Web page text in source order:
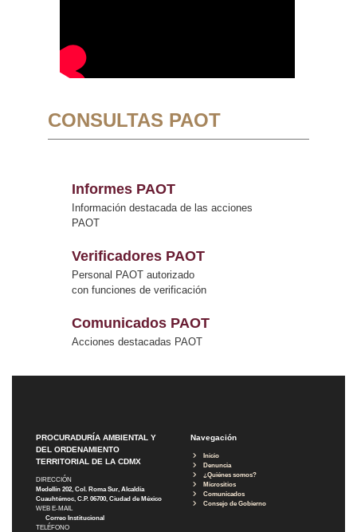
CONSULTAS PAOT
Informes PAOT
Información destacada de las acciones
PAOT
Verificadores PAOT
Personal PAOT autorizado
con funciones de verificación
Comunicados PAOT
Acciones destacadas PAOT
PROCURADURÍA AMBIENTAL Y
DEL ORDENAMIENTO
TERRITORIAL DE LA CDMX
DIRECCIÓN
Medellín 202, Col. Roma Sur, Alcaldía
Cuauhtémoc, C.P. 06700, Ciudad de México
WEB E-MAIL
Correo Institucional
TELÉFONO
Navegación
Inicio
Denuncia
¿Quiénes somos?
Micrositios
Comunicados
Consejo de Gobierno